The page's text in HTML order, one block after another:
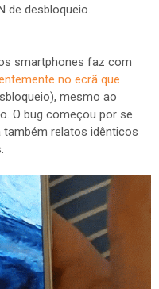
de desbloqueio.
smartphones faz com
no ecrã que
mesmo ao
O bug começou por se
relatos idênticos